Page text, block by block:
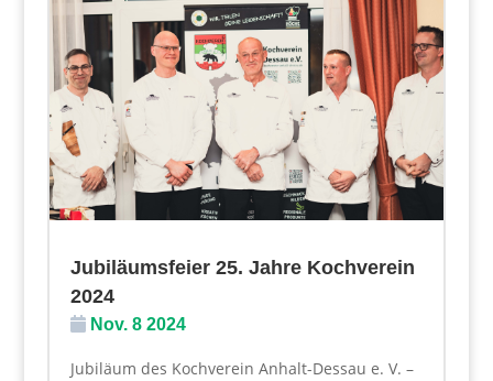
Jubiläumsfeier 25. Jahre Kochverein
2024
Nov. 8 2024
Jubiläum des Kochverein Anhalt-Dessau e. V. –